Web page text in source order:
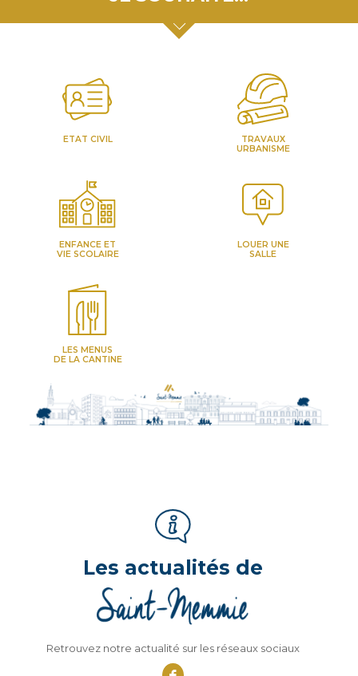
ETAT CIVIL
TRAVAUX
URBANISME
ENFANCE ET
VIE SCOLAIRE
LOUER UNE
SALLE
LES MENUS
DE LA CANTINE
Les actualités de
Retrouvez notre actualité sur les réseaux sociaux